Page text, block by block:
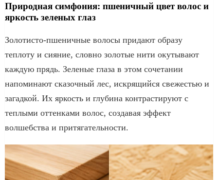
Природная симфония: пшеничный цвет волос и
яркость зеленых глаз
Золотисто-пшеничные волосы придают образу
теплоту и сияние, словно золотые нити окутывают
каждую прядь. Зеленые глаза в этом сочетании
напоминают сказочный лес, искрящийся свежестью и
загадкой. Их яркость и глубина контрастируют с
теплыми оттенками волос, создавая эффект
волшебства и притягательности.